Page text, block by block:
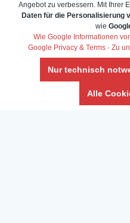
Angebot zu verbessern. Mit Ihrer
Daten für die Personalisierung
wie
Wie Google Informationen
Google Privacy & Terms · Zu
Nur technisch
Alle